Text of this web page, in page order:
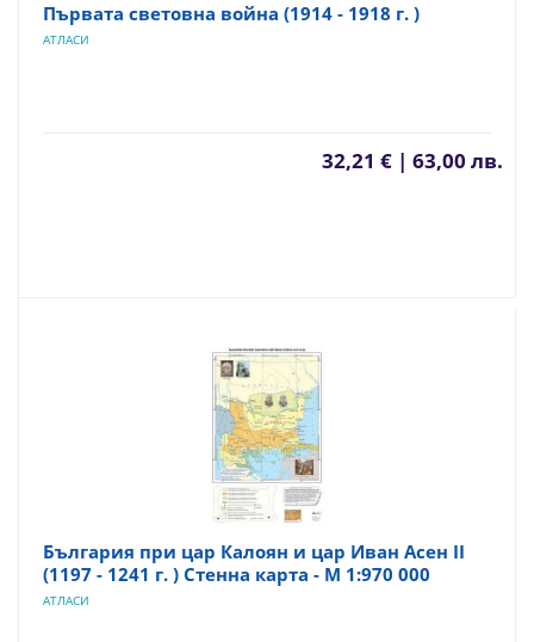
Първата световна война (1914 - 1918 г. )
АТЛАСИ
32,21 € | 63,00 лв.
България при цар Калоян и цар Иван Асен II
(1197 - 1241 г. ) Стенна карта - М 1:970 000
АТЛАСИ